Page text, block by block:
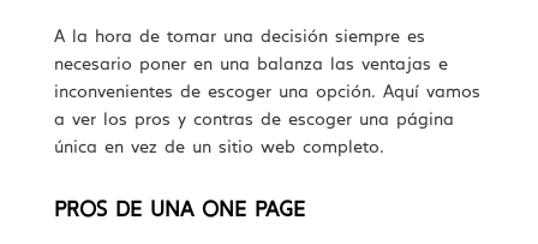
A la hora de tomar una decisión siempre es
necesario poner en una balanza las ventajas e
inconvenientes de escoger una opción. Aquí vamos
a ver los pros y contras de escoger una página
única en vez de un sitio web completo.
PROS DE UNA ONE PAGE